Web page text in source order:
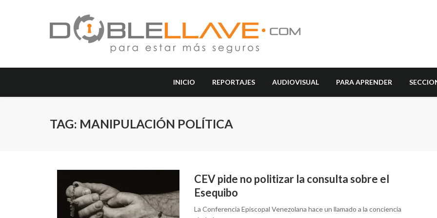
INICIO REPORTAJES AUDIOVISUAL PARA APRENDER
TAG: MANIPULACIÓN POLÍTICA
CEV pide no politizar la consulta sobre el
Esequibo
La Conferencia Episcopal Venezolana hace un llamado a la conciencia